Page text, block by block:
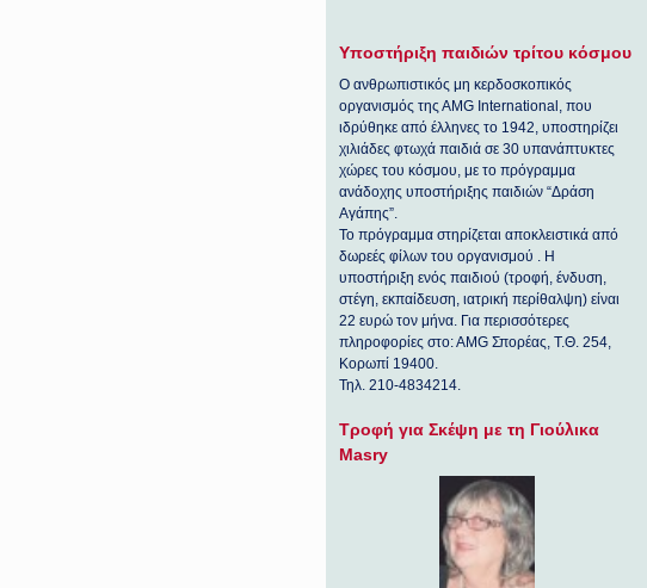
Υποστήριξη παιδιών τρίτου κόσμου
Ο ανθρωπιστικός μη κερδοσκοπικός
οργανισμός της ΑΜG International, που
ιδρύθηκε από έλληνες το 1942, υποστηρίζει
χιλιάδες φτωχά παιδιά σε 30 υπανάπτυκτες
χώρες του κόσμου, με το πρόγραμμα
ανάδοχης υποστήριξης παιδιών “Δράση
Αγάπης”.
Το πρόγραμμα στηρίζεται αποκλειστικά από
δωρεές φίλων του οργανισμού . Η
υποστήριξη ενός παιδιού (τροφή, ένδυση,
στέγη, εκπαίδευση, ιατρική περίθαλψη) είναι
22 ευρώ τον μήνα. Για περισσότερες
πληροφορίες στο: ΑΜG Σπορέας, Τ.Θ. 254,
Κορωπί 19400.
Τηλ. 210-4834214.
Τροφή για Σκέψη με τη Γιούλικα
Masry